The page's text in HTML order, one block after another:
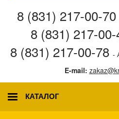
8 (831) 217-00-70
8 (831) 217-
8 (831) 217-00-78 -
E-mail:
КАТАЛОГ